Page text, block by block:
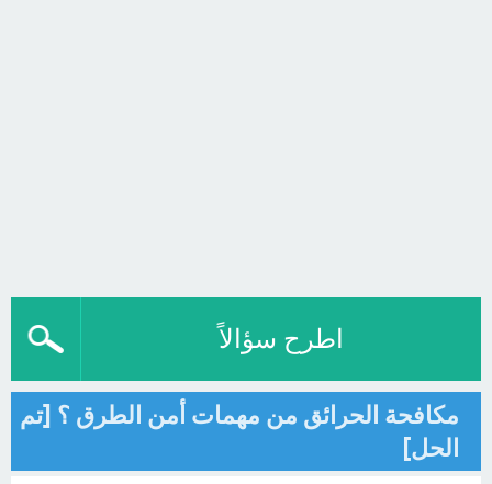
اطرح سؤالاً
مكافحة الحرائق من مهمات أمن الطرق ؟ [تم
الحل]